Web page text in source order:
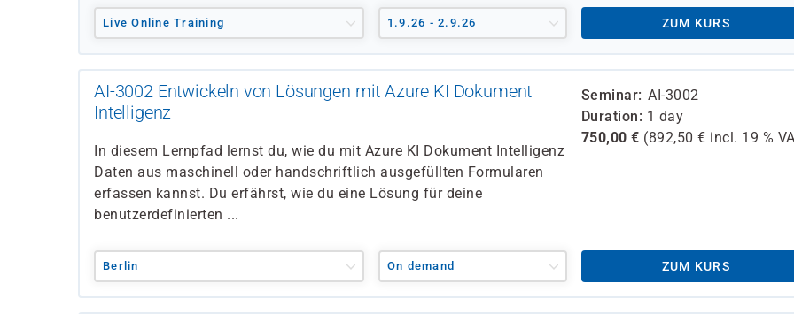
Live Online Training 1.9.26 - 2.9.26 ZUM KURS
AI-3002 Entwickeln von Lösungen mit Azure KI Dokument
Intelligenz
In diesem Lernpfad lernst du, wie du mit Azure KI Dokument Intelligenz
Daten aus maschinell oder handschriftlich ausgefüllten Formularen
erfassen kannst. Du erfährst, wie du eine Lösung für deine
benutzerdefinierten ...
Seminar
AI-3002
Duration
1 day
750,00 € (892,50 € incl. 19 %
Berlin On demand ZUM KURS